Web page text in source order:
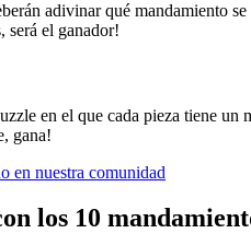
adivinar qué mandamiento
será el ganador!
en el que cada pieza tiene
gana!
en nuestra comunidad
los 10